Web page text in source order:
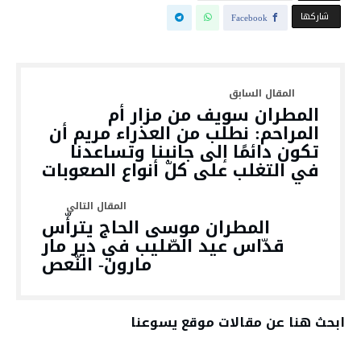
‫‫ شاركها‬
Facebook
المطران سويف من مزار أم
المراحم: نطلب من العذراء مريم أن
تكون دائمًا إلى جانبنا وتساعدنا
في التغلب على كلّ أنواع الصعوبات
المطران موسى الحاج يترأّس
قدّاس عيد الصّليب في دير مار
مارون- النّعص
ابحث هنا عن مقالات موقع يسوعنا